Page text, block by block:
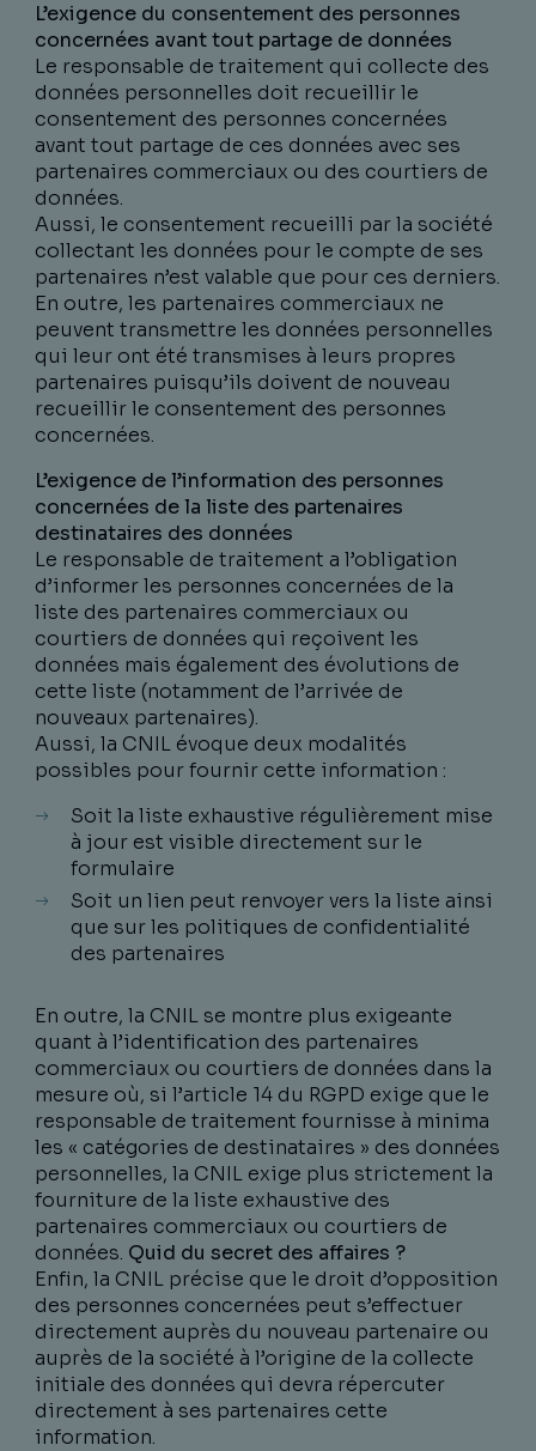
L’exigence du consentement des personnes
concernées avant tout partage de données
Le responsable de traitement qui collecte des
données personnelles doit recueillir le
consentement des personnes concernées
avant tout partage de ces données avec ses
partenaires commerciaux ou des courtiers de
données.
Aussi, le consentement recueilli par la société
collectant les données pour le compte de ses
partenaires n’est valable que pour ces derniers.
En outre, les partenaires commerciaux ne
peuvent transmettre les données personnelles
qui leur ont été transmises à leurs propres
partenaires puisqu’ils doivent de nouveau
recueillir le consentement des personnes
concernées.
L’exigence de l’information des personnes
concernées de la liste des partenaires
destinataires des données
Le responsable de traitement a l’obligation
d’informer les personnes concernées de la
liste des partenaires commerciaux ou
courtiers de données qui reçoivent les
données mais également des évolutions de
cette liste (notamment de l’arrivée de
nouveaux partenaires).
Aussi, la CNIL évoque deux modalités
possibles pour fournir cette information :
Soit la liste exhaustive régulièrement mise
à jour est visible directement sur le
formulaire
Soit un lien peut renvoyer vers la liste ainsi
que sur les politiques de confidentialité
des partenaires
En outre, la CNIL se montre plus exigeante
quant à l’identification des partenaires
commerciaux ou courtiers de données dans la
mesure où, si l’article 14 du RGPD exige que le
responsable de traitement fournisse à minima
les « catégories de destinataires » des données
personnelles, la CNIL exige plus strictement la
fourniture de la liste exhaustive des
partenaires commerciaux ou courtiers de
données. Quid du secret des affaires ?
Enfin, la CNIL précise que le droit d’opposition
des personnes concernées peut s’effectuer
directement auprès du nouveau partenaire ou
auprès de la société à l’origine de la collecte
initiale des données qui devra répercuter
directement à ses partenaires cette
information.